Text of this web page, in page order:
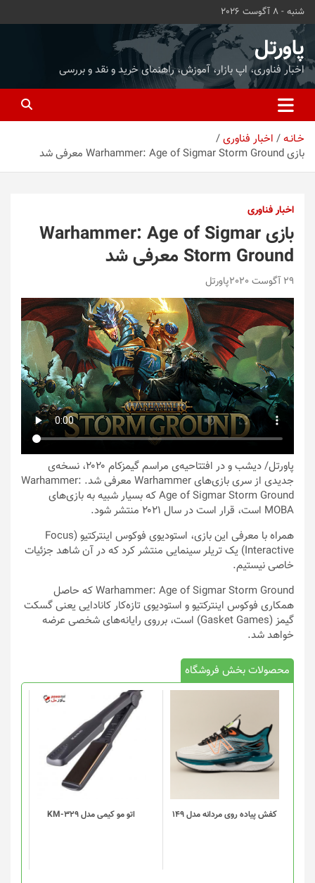
محتوا
بروید
شنبه - 8 آگوست 2026
پاورتل
اخبار فناوری، اپ بازار، آموزش، راهنمای خرید و نقد و بررسی
خـانـه
اخبار فناوری
بازی Warhammer: Age of Sigmar Storm Ground معرفی شد
اخبار فناوری
بازی Warhammer: Age of Sigmar
Storm Ground معرفی شد
29 آگوست 2020 پاورتل
پاورتل
/ دیشب و در افتتاحیه‌ی مراسم گیمزکام ۲۰۲۰، نسخه‌ی
جدیدی از سری بازی‌های Warhammer معرفی شد. Warhammer:
Age of Sigmar Storm Ground که بسیار شبیه به بازی‌های
MOBA است، قرار است در سال ۲۰۲۱ منتشر شود.
همراه با معرفی این بازی، استودیوی فوکوس اینترکتیو (Focus
Interactive) یک تریلر سینمایی منتشر کرد که در آن شاهد جزئیات
خاصی نیستیم.
Warhammer: Age of Sigmar Storm Ground که حاصل
همکاری فوکوس اینترکتیو و استودیوی تازه‌کار کانادایی یعنی گسکت
گیمز (Gasket Games) است، برروی رایانه‌های شخصی عرضه
خواهد شد.
محصولات بخش فروشگاه
کفش پیاده روی مردانه مدل 149
محصول
دارای
انواع
مختلفی
باشد.
گزینه
اتو مو کیمی مدل KM-329